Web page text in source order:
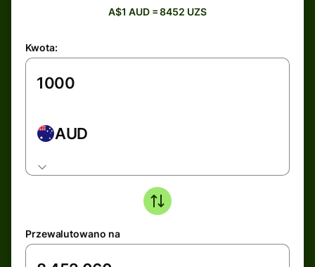
A$1 AUD = 8452 UZS
Kwota:
AUD
Przewalutowano na